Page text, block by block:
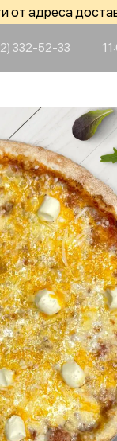
от адреса
332-52-33